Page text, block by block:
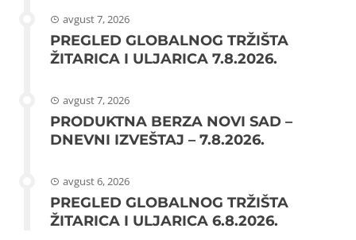
avgust 7, 2026
PREGLED GLOBALNOG TRŽIŠTA
ŽITARICA I ULJARICA 7.8.2026.
avgust 7, 2026
PRODUKTNA BERZA NOVI SAD –
DNEVNI IZVEŠTAJ – 7.8.2026.
avgust 6, 2026
PREGLED GLOBALNOG TRŽIŠTA
ŽITARICA I ULJARICA 6.8.2026.